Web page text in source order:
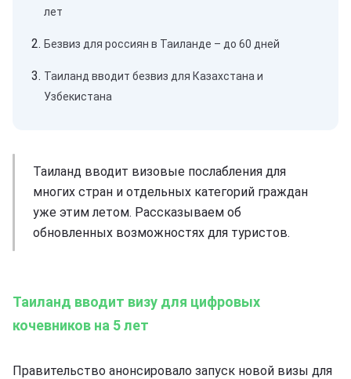
лет
Безвиз для россиян в Таиланде – до 60 дней
Таиланд вводит безвиз для Казахстана и
Узбекистана
Таиланд вводит визовые послабления для
многих стран и отдельных категорий граждан
уже этим летом. Рассказываем об
обновленных возможностях для туристов.
Таиланд вводит визу для цифровых
кочевников на 5 лет
Правительство анонсировало запуск новой визы для